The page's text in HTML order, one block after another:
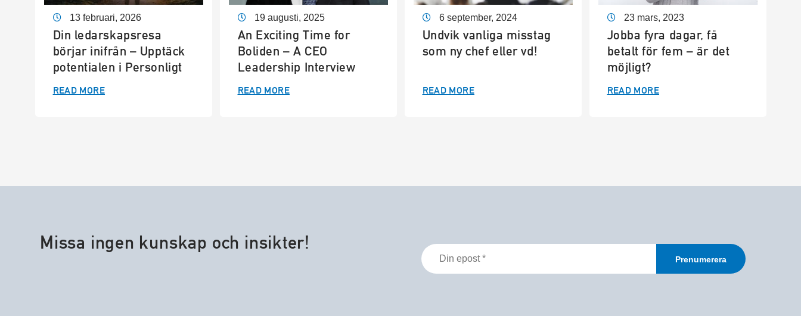
13 februari, 2026
Din ledarskapsresa
börjar inifrån – Upptäck
potentialen i Personligt
Ledarskap
READ MORE
19 augusti, 2025
An Exciting Time for
Boliden – A CEO
Leadership Interview
with Mikael Staffas
READ MORE
6 september, 2024
Undvik vanliga misstag
som ny chef eller vd!
READ MORE
23 mars, 2023
Jobba fyra dagar, få
betalt för fem – är det
möjligt?
READ MORE
Missa ingen kunskap och insikter!
Din
epost